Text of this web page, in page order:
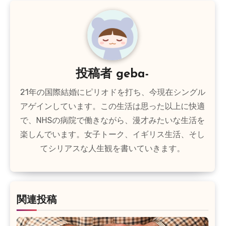
ン
投稿者 geba-
21年の国際結婚にピリオドを打ち、今現在シングル
アゲインしています。この生活は思った以上に快適
で、NHSの病院で働きながら、漫才みたいな生活を
楽しんでいます。女子トーク、イギリス生活、そし
てシリアスな人生観を書いていきます。
関連投稿